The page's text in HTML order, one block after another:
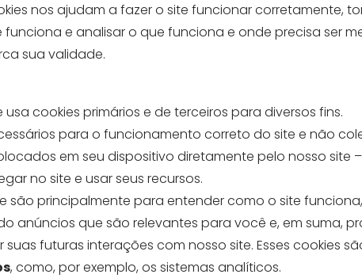
nos ajudam a fazer o site funcionar corretamente,
e analisar o que funciona e onde precisa ser
sua validade.
cookies primários e de terceiros para diversos fins.
para o funcionamento correto do site e não
em seu dispositivo diretamente pelo nosso site
no site e usar seus recursos.
são principalmente para entender como o site
anúncios que são relevantes para você e, em suma,
futuras interações com nosso site. Esses cookies
, como, por exemplo, os sistemas analíticos.